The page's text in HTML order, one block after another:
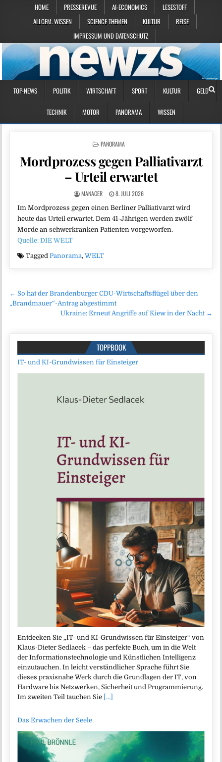
HOME PRESSEREVUE AI-ECONOMICS
LESESTOFF
ALLGEM. WISSEN
SCIENCE THEMEN KULTUR
REISE
IMPRESSUM UND DATENSCHUTZ
TOP-NEWS POLITIK WIRTSCHAFT SPORT KULTUR GELD
TECHNIK MOTOR PANORAMA WISSEN
POSTED IN
PANORAMA
Mordprozess gegen Palliativarzt
– Urteil erwartet
MANAGER 8. JULI 2026
Im Mordprozess gegen einen Berliner Palliativarzt wird
heute das Urteil erwartet. Dem 41-Jährigen werden zwölf
Morde an schwerkranken Patienten vorgeworfen.
Quelle: DIE WELT
TaggedPanorama,WELT
Beitragsnavigation
← So hat der Brandenburger CDU-Wirtschaftsflügel über den
„Brandmauer“-Antrag abgestimmt
Ukraine: Erneut Angriffe auf Kiew in der Nacht →
TOPPBOOK
IT- und KI-Grundwissen für Einsteiger
Entdecken Sie „IT- und KI-Grundwissen für Einsteiger“ von
Klaus-Dieter Sedlacek – das perfekte Buch, um in die Welt
der Informationstechnologie und Künstlichen Intelligenz
einzutauchen. In leicht verständlicher Sprache führt Sie
dieses praxisnahe Werk durch die Grundlagen der IT, von
Hardware bis Netzwerken, Sicherheit und Programmierung.
Im zweiten Teil tauchen Sie [...]
Das Erwachen der Seele